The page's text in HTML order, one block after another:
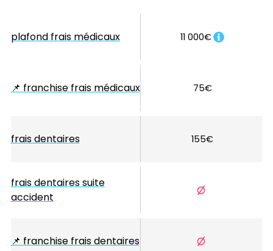
plafond frais médicaux 11 000€
📌 franchise frais médicaux 75€
frais dentaires 155€
frais dentaires suite
accident
📌 franchise frais dentaires